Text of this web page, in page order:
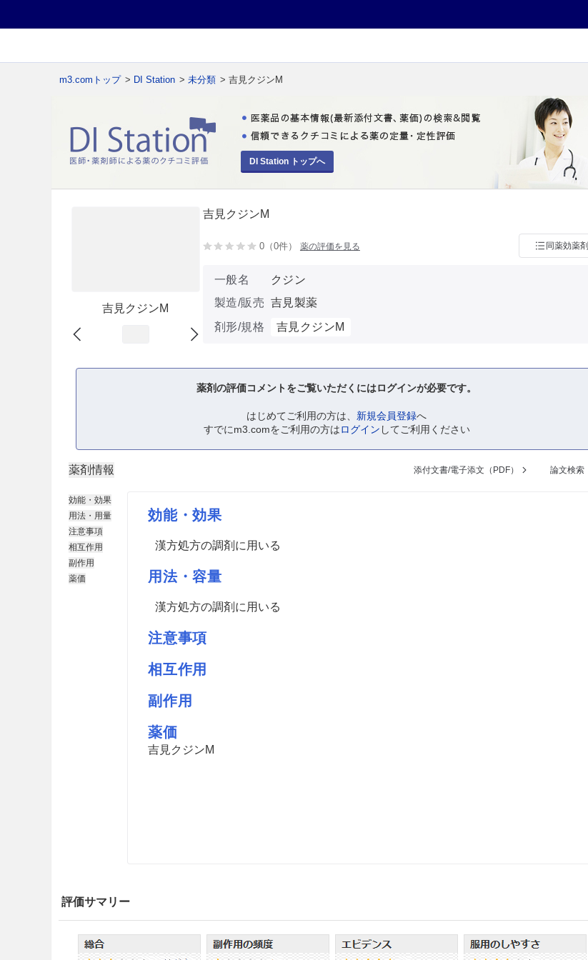
m3.comトップ > DI Station > 未分類 > 吉見クジンM
DI Station トップへ
吉見クジンM
吉見クジンM
0（0件） 薬の評価を見る 同薬効薬剤
一般名
クジン
製造/販売 吉見製薬
剤形/規格
吉見クジンM
薬剤の評価コメントをご覧いただくにはログインが必要です。
はじめてご利用の方は、 新規会員登録へ
すでにm3.comをご利用の方はログイン してご利用ください
薬剤情報 添付文書/電子添文（PDF） 論文検索
効能・効果
用法・用量
注意事項
相互作用
副作用
薬価
効能・効果
漢方処方の調剤に用いる
用法・容量
漢方処方の調剤に用いる
注意事項
相互作用
副作用
薬価
吉見クジンM
評価サマリー